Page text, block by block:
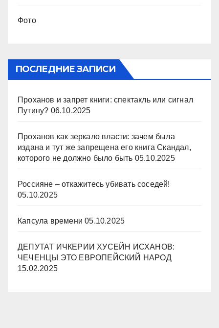
Фото
ПОСЛЕДНИЕ ЗАПИСИ
Проханов и запрет книги: спектакль или сигнал
Путину? 06.10.2025
Проханов как зеркало власти: зачем была
издана и тут же запрещена его книга Скандал,
которого не должно было быть 05.10.2025
Россияне – откажитесь убивать соседей!
05.10.2025
Капсула времени 05.10.2025
ДЕПУТАТ ИЧКЕРИИ ХУСЕЙН ИСХАНОВ:
ЧЕЧЕНЦЫ ЭТО ЕВРОПЕЙСКИЙ НАРОД
15.02.2025